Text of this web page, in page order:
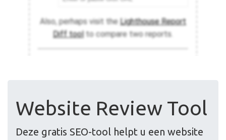
Website Review Tool
Deze gratis SEO-tool helpt u een website